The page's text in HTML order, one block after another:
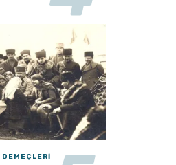
DEMEÇLERI